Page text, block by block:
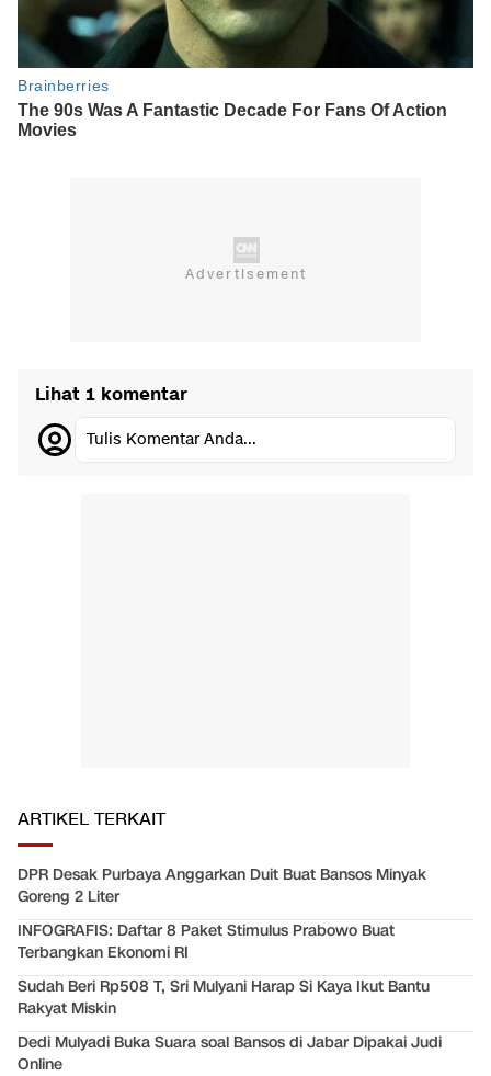
Lihat 1 komentar
Tulis Komentar Anda...
ARTIKEL TERKAIT
DPR Desak Purbaya Anggarkan Duit Buat Bansos Minyak
Goreng 2 Liter
INFOGRAFIS: Daftar 8 Paket Stimulus Prabowo Buat
Terbangkan Ekonomi RI
Sudah Beri Rp508 T, Sri Mulyani Harap Si Kaya Ikut Bantu
Rakyat Miskin
Dedi Mulyadi Buka Suara soal Bansos di Jabar Dipakai Judi
Online